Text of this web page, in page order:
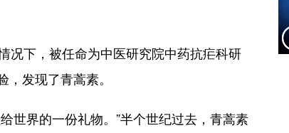
下，被任命为中医研究院中药抗疟科研
发现了青蒿素。
界的一份礼物。”半个世纪过去，青蒿素